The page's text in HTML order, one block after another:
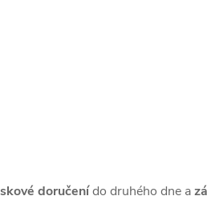
doručenído druhého dne a